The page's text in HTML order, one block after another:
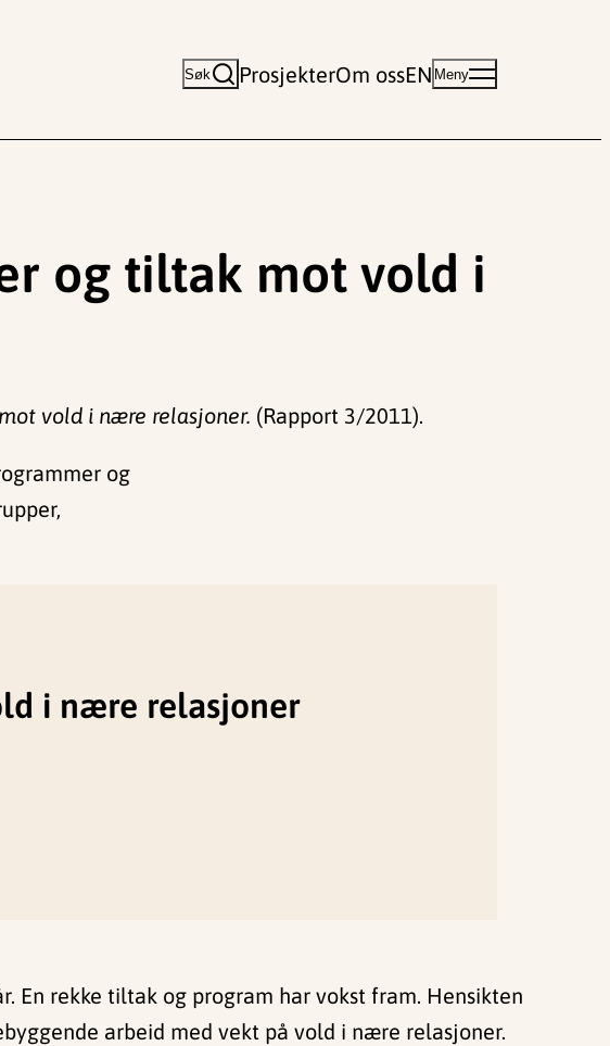
Søk ProsjekterOm ossEN Meny
og tiltak mot vold i
vold i nære relasjoner. (Rapport 3/2011).
og
i nære relasjoner
En rekke tiltak og program har vokst fram. Hensikten
arbeid med vekt på vold i nære relasjoner.